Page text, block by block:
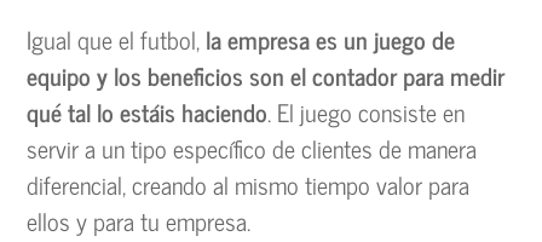
Igual que el futbol,la empresa es un juego de
equipo y los beneficios son el contador para medir
qué tal lo estáis haciendo. El juego consiste en
servir a un tipo específico de clientes de manera
diferencial, creando al mismo tiempo valor para
ellos y para tu empresa.